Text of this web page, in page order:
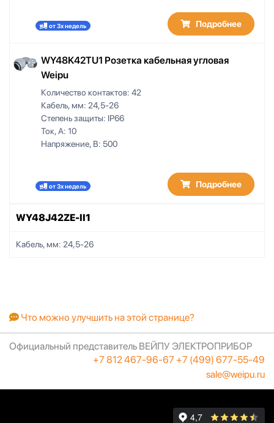
от 3х недель Подробнее
WY48K42TU1 Розетка кабельная угловая
Weipu
Количество контактов:42
Кабель, мм:24,5-26
Степень защиты: IP66
Ток, А:10
Напряжение, В: 500
от 3х недель Подробнее
WY48J42ZE-II1
Кабель, мм: 24,5-26
Что можно улучшить на этой странице?
Официальный представитель ВЕЙПУ ЭЛЕКТРОПРИБОР
+7 812 467-96-67 +7 (499) 677-55-49
sale@weipu.ru